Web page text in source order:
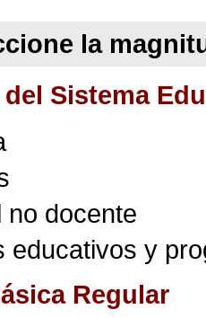
la
Sistema
no docente
educativos y
Regular